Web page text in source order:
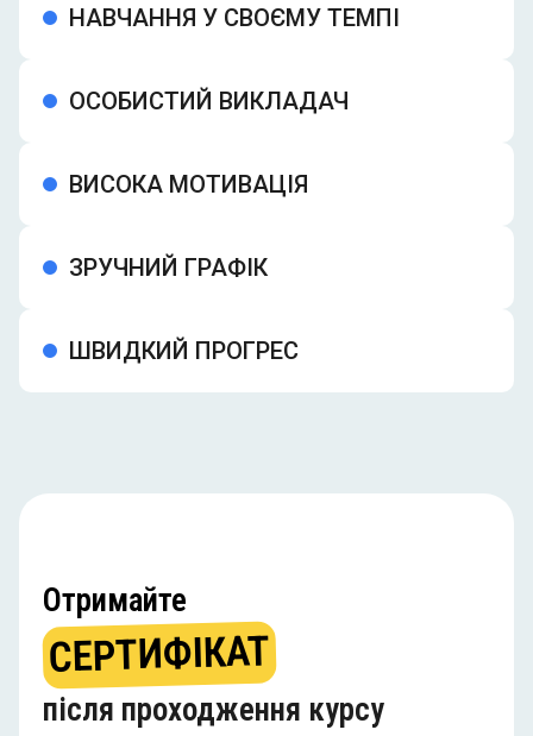
НАВЧАННЯ У СВОЄМУ ТЕМПІ
ОСОБИСТИЙ ВИКЛАДАЧ
ВИСОКА МОТИВАЦІЯ
ЗРУЧНИЙ ГРАФІК
ШВИДКИЙ ПРОГРЕС
Отримайте
СЕPТИФIКАТ
після проходження курсу